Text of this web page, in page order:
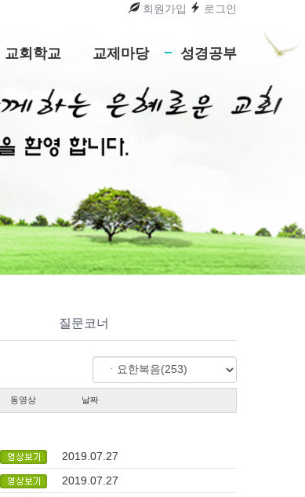
회원가입 로그인
교회학교 교제마당 성경공부
질문코너
동영상 날짜
2019.07.27
2019.07.27